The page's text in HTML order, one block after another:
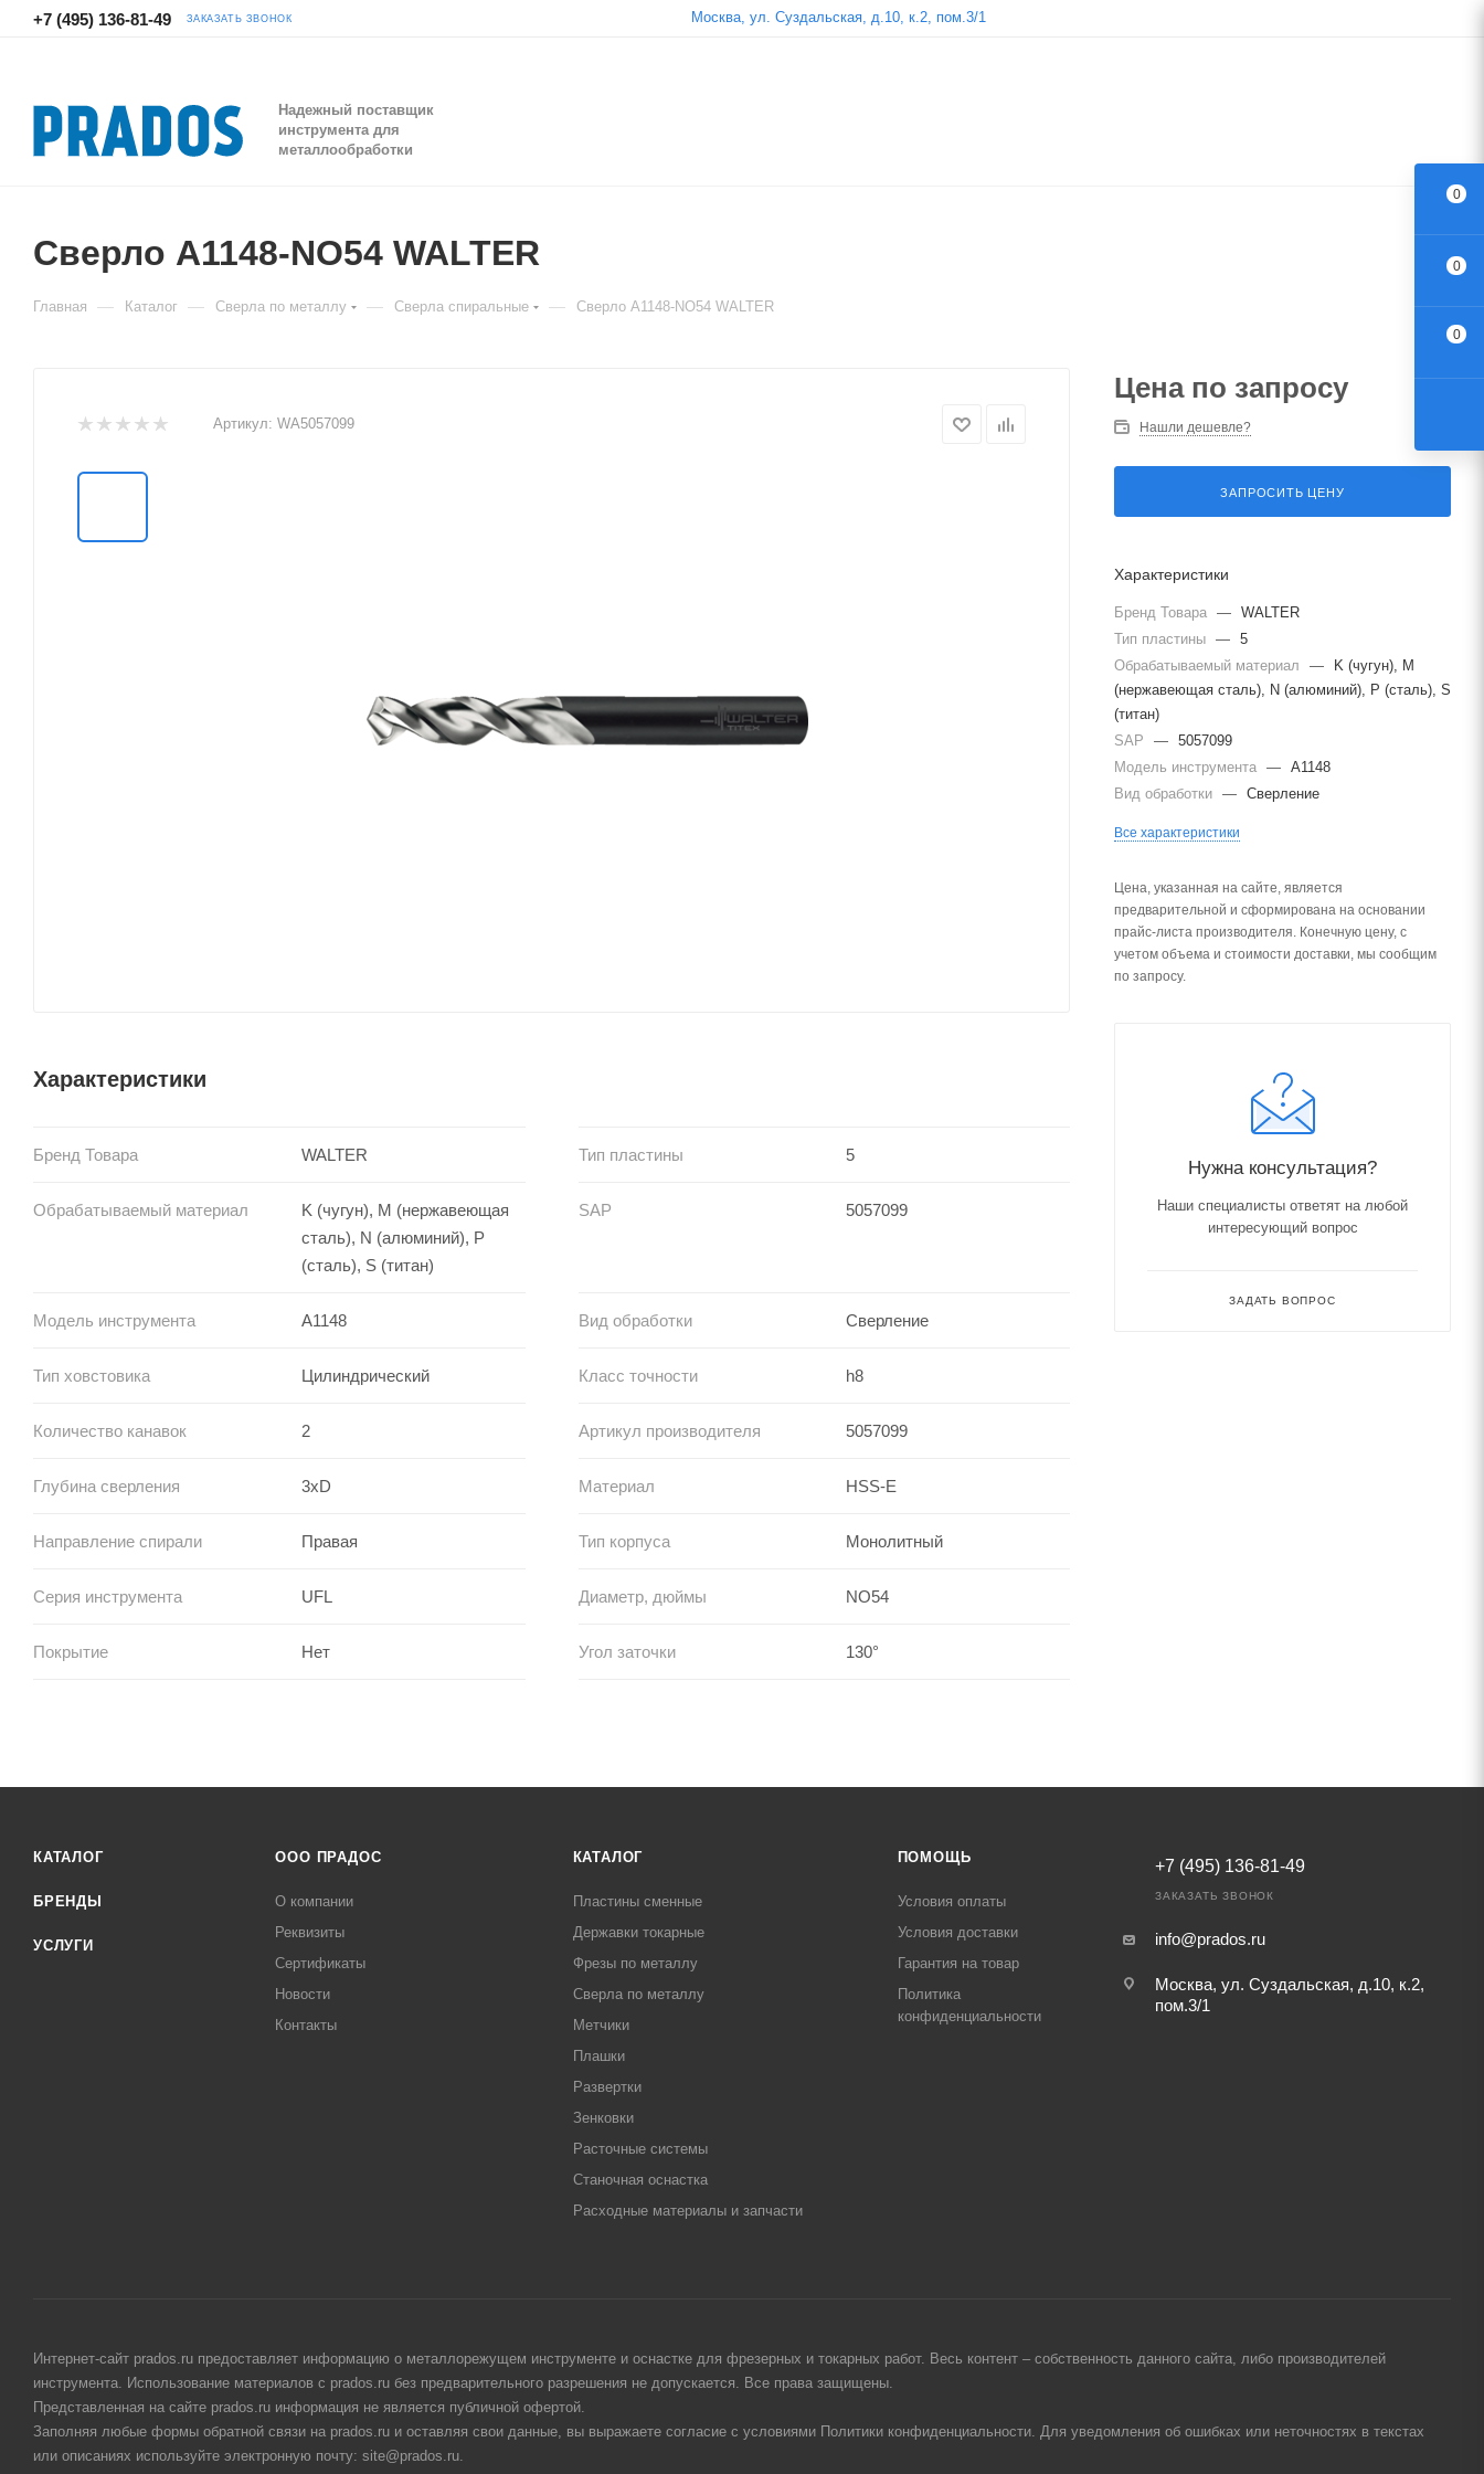
+7 (495) 136-81-49 ЗАКАЗАТЬ ЗВОНОК Москва, ул. Суздальская, д.10, к.2, пом.3/1
Надежный поставщик
инструмента для
металлообработки
Сверло A1148-NO54 WALTER
Главная — Каталог — Сверла по металлу — Сверла спиральные — Сверло A1148-NO54 WALTER
Артикул: WA5057099
Характеристики
Бренд Товара WALTER Тип пластины 5
Обрабатываемый материал
K (чугун), M (нержавеющая
сталь), N (алюминий), P
(сталь), S (титан)
SAP 5057099
Модель инструмента A1148 Вид обработки Сверление
Тип ховстовика Цилиндрический Класс точности h8
Количество канавок 2 Артикул производителя 5057099
Глубина сверления 3xD Материал HSS-E
Направление спирали Правая Тип корпуса Монолитный
Серия инструмента UFL Диаметр, дюймы NO54
Покрытие Нет Угол заточки 130°
Цена по запросу
Нашли дешевле?
ЗАПРОСИТЬ ЦЕНУ
Характеристики
Бренд Товара — WALTER
Тип пластины — 5
Обрабатываемый материал
—
K (чугун), M
(нержавеющая сталь), N (алюминий), P (сталь), S
(титан)
SAP
— 5057099
Модель инструмента — A1148
Вид обработки — Сверление
Все характеристики
Цена, указанная на сайте, является
предварительной и сформирована на основании
прайс-листа производителя. Конечную цену, с
учетом объема и стоимости доставки, мы сообщим
по запросу.
Нужна консультация?
Наши специалисты ответят на любой
интересующий вопрос
ЗАДАТЬ ВОПРОС
КАТАЛОГ
БРЕНДЫ
УСЛУГИ
ООО ПРАДОС
О компании
Реквизиты
Сертификаты
Новости
Контакты
КАТАЛОГ
Пластины сменные
Державки токарные
Фрезы по металлу
Сверла по металлу
Метчики
Плашки
Развертки
Зенковки
Расточные системы
Станочная оснастка
Расходные материалы и запчасти
ПОМОЩЬ
Условия оплаты
Условия доставки
Гарантия на товар
Политика
конфиденциальности
+7 (495) 136-81-49
ЗАКАЗАТЬ ЗВОНОК
info@prados.ru
Москва, ул. Суздальская, д.10, к.2,
пом.3/1
Интернет-сайт prados.ru предоставляет информацию о металлорежущем инструменте и оснастке для фрезерных и токарных работ. Весь контент – собственность данного сайта, либо производителей
инструмента. Использование материалов с prados.ru без предварительного разрешения не допускается. Все права защищены.
Представленная на сайте prados.ru информация не является публичной офертой.
Заполняя любые формы обратной связи на prados.ru и оставляя свои данные, вы выражаете согласие с условиями Политики конфиденциальности. Для уведомления об ошибках или неточностях в текстах
или описаниях используйте электронную почту: site@prados.ru.
0
0
0